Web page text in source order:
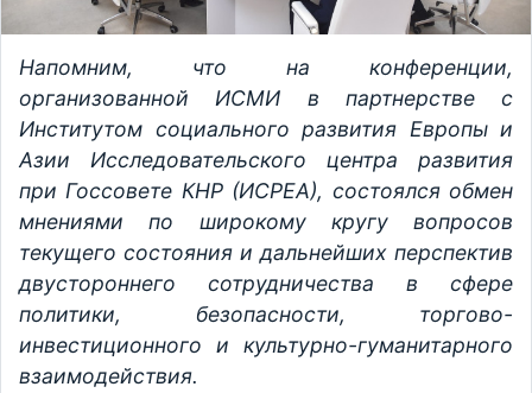
Напомним, что на конференции,
организованной ИСМИ в партнерстве с
Институтом социального развития Европы и
Азии Исследовательского центра развития
при Госсовете КНР (ИСРЕА), состоялся обмен
мнениями по широкому кругу вопросов
текущего состояния и дальнейших перспектив
двустороннего сотрудничества в сфере
политики, безопасности, торгово-
инвестиционного и культурно-гуманитарного
взаимодействия.